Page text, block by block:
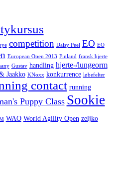
competition Daisy Peel EO EO
European Open 2013 Finland fransk hjerte
Gustav handling hjerte-/lungeorm
Jaakko KNoxx konkurrence løbefelter
contact running
Puppy Class Sookie
WAO World Agility Open zeljko